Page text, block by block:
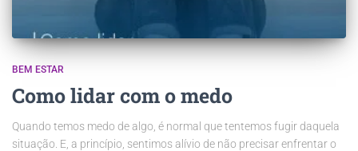
BEM ESTAR
Como lidar com o medo
Quando temos medo de algo, é normal que tentemos fugir daquela
situação. E, a princípio, sentimos alívio de não precisar enfrentar o